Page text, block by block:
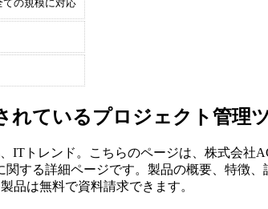
ての規模に対応
れているプロジェクト管理
ITトレンド。こちらのページは、 株式会社
関する詳細ページです。製品の概要、特徴、
品は無料で資料請求できます。